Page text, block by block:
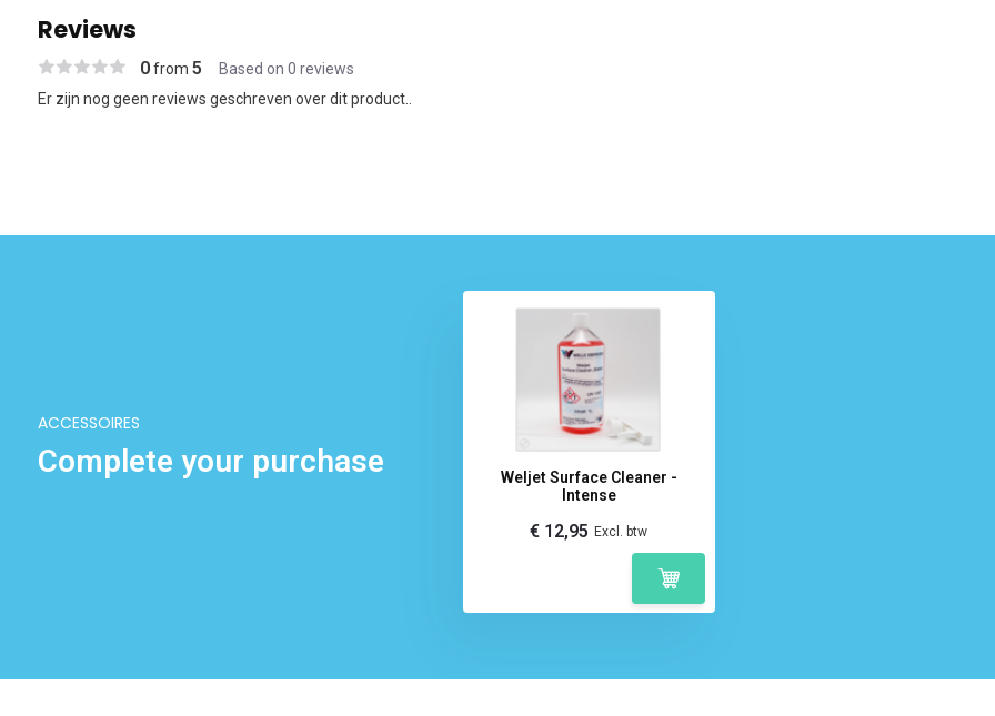
Reviews
0from 5 Based on 0 reviews
Er zijn nog geen reviews geschreven over dit product..
ACCESSOIRES
Complete your purchase
Weljet Surface Cleaner -
Intense
€ 12,95 Excl. btw